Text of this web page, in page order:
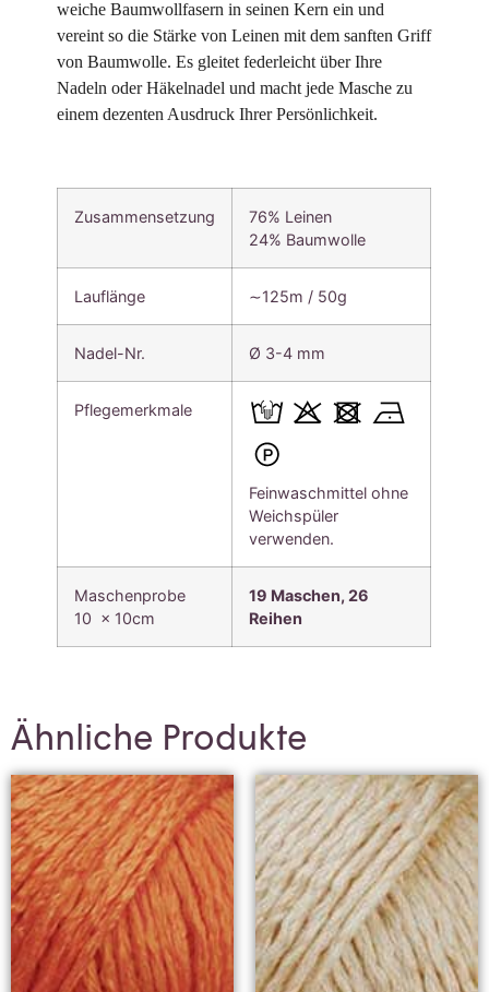
weiche Baumwollfasern in seinen Kern ein und
vereint so die Stärke von Leinen mit dem sanften Griff
von Baumwolle. Es gleitet federleicht über Ihre
Nadeln oder Häkelnadel und macht jede Masche zu
einem dezenten Ausdruck Ihrer Persönlichkeit.
Zusammensetzung
76% Leinen
24% Baumwolle
Lauflänge ∼125m / 50g
Nadel-Nr. Ø 3-4 mm
Pflegemerkmale
Feinwaschmittel ohne
Weichspüler
verwenden.
Maschenprobe
10 x 10cm
19 Maschen, 26
Reihen
Ähnliche Produkte